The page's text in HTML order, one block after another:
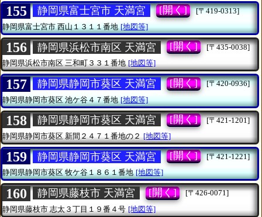
155 静岡県富士宮市 天満宮 [開く]
[〒419-0313]
静岡県富士宮市西山１３１１番地 [地図等]
156 静岡県浜松市南区 天満宮 [開く]
[〒435-0038]
静岡県浜松市南区三和町３３１番地 [地図等]
157 静岡県静岡市葵区 天満宮 [開く]
[〒420-0936]
静岡県静岡市葵区池ケ谷４７番地 [地図等]
158 静岡県静岡市葵区 天満宮 [開く]
[〒421-1201]
静岡県静岡市葵区 新間２４７１番地の２ [地図等]
159 静岡県静岡市葵区 天満宮 [開く]
[〒421-1221]
静岡県静岡市葵区牧ケ谷１８６１番地 [地図等]
160 静岡県藤枝市 天満宮 [開く]
[〒426-0071]
静岡県藤枝市 志太３丁目１９番４号 [地図等]